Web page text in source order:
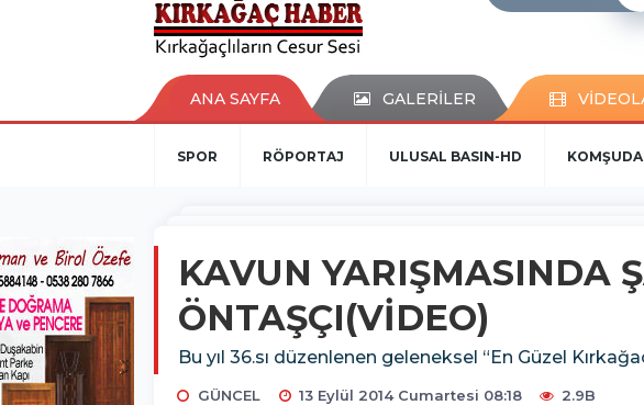
ANA SAYFA GALERİLER
SPOR RÖPORTAJ ULUSAL BASIN-HD
KAVUN YARIŞMASINDA
ÖNTAŞÇI(VİDEO)
Bu yıl 36.sı düzenlenen geleneksel “En Güzel
GÜNCEL 13 Eylül 2014 Cumartesi 08:18 2.9B